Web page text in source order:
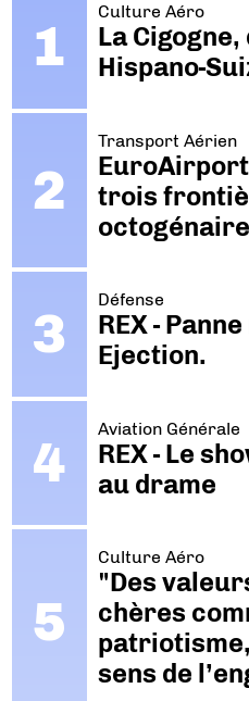
Culture Aéro
La
Hispano-
Transport Aérien
trois
Défense
REX -
Ejection.
Aviation Générale
REX - Le
au drame
Culture Aéro
"Des
chères
sens de